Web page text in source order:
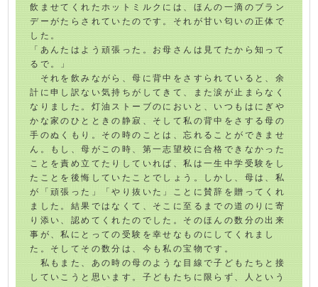
飲ませてくれたホットミルクには、ほんの一滴のブラン
デーがたらされていたのです。それが甘い匂いの正体で
した。
「あんたはよう頑張った。お母さんは見てたから知って
るで。」
それを飲みながら、母に背中をさすられていると、余
計に申し訳ない気持ちがしてきて、また涙が止まらなく
なりました。灯油ストーブのにおいと、いつもはにぎや
かな家のひとときの静寂、そして私の背中をさする母の
手のぬくもり。その時のことは、忘れることができませ
ん。もし、母がこの時、第一志望校に合格できなかった
ことを責め立てたりしていれば、私は一生中学受験をし
たことを後悔していたことでしょう。しかし、母は、私
が「頑張った」「やり抜いた」ことに賛辞を贈ってくれ
ました。結果ではなくて、そこに至るまでの道のりに寄
り添い、認めてくれたのでした。そのほんの数分の出来
事が、私にとっての受験を幸せなものにしてくれまし
た。そしてその数分は、今も私の宝物です。
私もまた、あの時の母のような目線で子どもたちと接
していこうと思います。子どもたちに限らず、人という